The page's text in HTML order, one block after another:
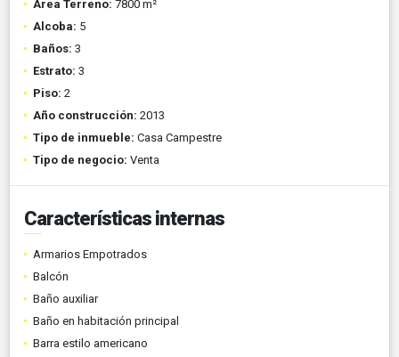
Área Terreno: 7800 m²
Alcoba: 5
Baños: 3
Estrato: 3
Piso: 2
Año construcción: 2013
Tipo de inmueble: Casa Campestre
Tipo de negocio: Venta
Características internas
Armarios Empotrados
Balcón
Baño auxiliar
Baño en habitación principal
Barra estilo americano